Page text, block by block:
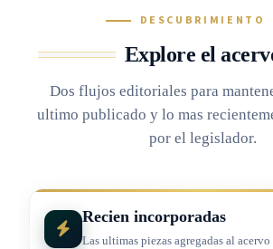
DESCUBRIMIENTO
Explore el
Dos flujos editoriales para
ultimo publicado y lo mas
por el legislador.
Recien incorporadas
Las ultimas piezas agregadas al acervo